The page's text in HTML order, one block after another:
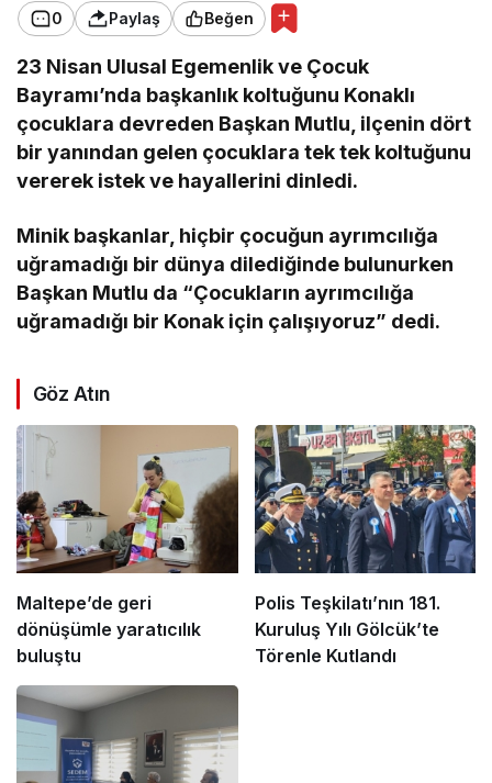
0 Paylaş Beğen
23 Nisan Ulusal Egemenlik ve Çocuk
Bayramı’nda başkanlık koltuğunu Konaklı
çocuklara devreden Başkan Mutlu, ilçenin dört
bir yanından gelen çocuklara tek tek koltuğunu
vererek istek ve hayallerini dinledi.
Minik başkanlar, hiçbir çocuğun ayrımcılığa
uğramadığı bir dünya dilediğinde bulunurken
Başkan Mutlu da “Çocukların ayrımcılığa
uğramadığı bir Konak için çalışıyoruz” dedi.
Göz Atın
Maltepe’de geri
dönüşümle yaratıcılık
buluştu
Polis Teşkilatı’nın 181.
Kuruluş Yılı Gölcük’te
Törenle Kutlandı